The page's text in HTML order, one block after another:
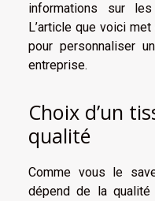
informations sur
L’article que voici
pour personnaliser
entreprise.
Choix d’un
qualité
Comme vous le
dépend de la